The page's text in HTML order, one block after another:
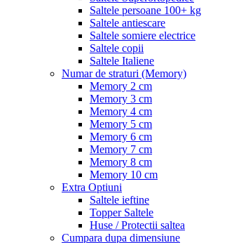
Saltele persoane 100+ kg
Saltele antiescare
Saltele somiere electrice
Saltele copii
Saltele Italiene
Numar de straturi (Memory)
Memory 2 cm
Memory 3 cm
Memory 4 cm
Memory 5 cm
Memory 6 cm
Memory 7 cm
Memory 8 cm
Memory 10 cm
Extra Optiuni
Saltele ieftine
Topper Saltele
Huse / Protectii saltea
Cumpara dupa dimensiune